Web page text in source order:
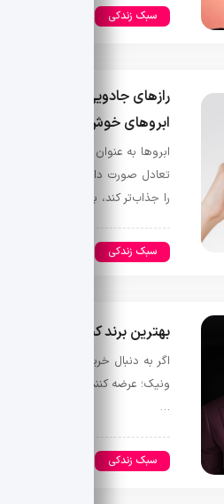
سبک زندکی
رازهای جادویی برای پرپشت
ابروهای خوش‌فرم و زیبا
ابروها به عنوان یکی از مهم‌ترین
تعادل صورت دارند. داشتن
را جذاب‌تر کند، بلکه در …
سبک زندکی
بهترین برند کت و شلوار در
اگر به دنبال خرید بهترین برند
ونیک؛ عرضه کننده بهترین لباس
…
سبک زندکی